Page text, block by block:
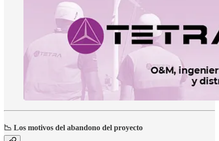
📉 Los motivos del abandono del proyecto